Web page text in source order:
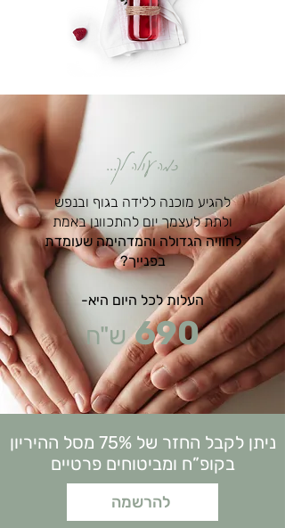
כמה עולה לך...
להגיע מוכנה ללידה בגוף ובנפש
ולתת לעצמך יום להתכוונן באמת
לחוויה הגדולה והמדהימה שעומדת
בפנייך?
העלות לכל היום היא-
690 ש"ח
ניתן לקבל החזר של 75% מסל ההיריון
בקופ”ח ומביטוחים פרטיים
להרשמה